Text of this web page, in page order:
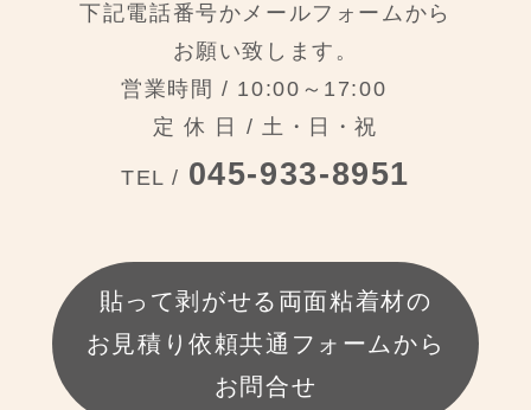
下記電話番号かメールフォームから
お願い致します。
営業時間 / 10:00～17:00
定 休 日 / 土・日・祝
TEL / 045-933-8951
貼って剥がせる両面粘着材の
お見積り依頼共通フォームから
お問合せ